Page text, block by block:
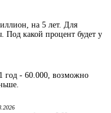
на 5 лет. Для
Под какой процент будет у
год - 60.000, возможно